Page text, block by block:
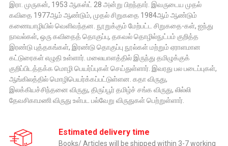
இரா. முருகன், 1953 ஆகஸ்ட் 28 அன்று பிறந்தார். இவருடைய முதல்
கவிதை 1977ஆம் ஆண்டும், முதல் சிறுகதை 1984ஆம் ஆண்டும்
கணையாழியில் வெளிவந்தன. நூறுக்கும் மேற்பட்ட சிறுகதை-கள், ஐந்து
நாவல்கள், ஒரு கவிதைத் தொகுப்பு, தகவல் தொழில்நுட்பம் குறித்த
இரண்டு புத்தகங்கள், இரண்டு தொகுப்பு நூல்கள் மற்றும் ஏராளமான
கட்டுரைகள் எழுதி உள்ளார். மலையாளத்தில் இருந்து தமிழுக்குக்
குறிப்பிடத்தக்க மொழி பெயர்ப்புகள் செய்துள்ளார். இவரது பல படைப்புகள்,
ஆங்கிலத்தில் மொழிபெயர்க்கப்பட்டுள்ளன. கதா விருது,
இலக்கியச்சிந்தனை விருது, திருப்பூர் தமிழ்ச் சங்க விருது, லில்லி
தேவசிகாமணி விருது உள்பட பல்வேறு விருதுகள் பெற்றுள்ளார்.
Estimated delivery time
Books/ Articles will be shipped within 3-7 working